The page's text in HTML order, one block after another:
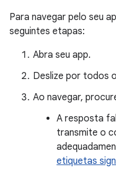
Para navegar pelo seu
seguintes etapas:
Abra seu app.
Deslize por todos
Ao navegar,
A resposta
transmite o
etiquetas